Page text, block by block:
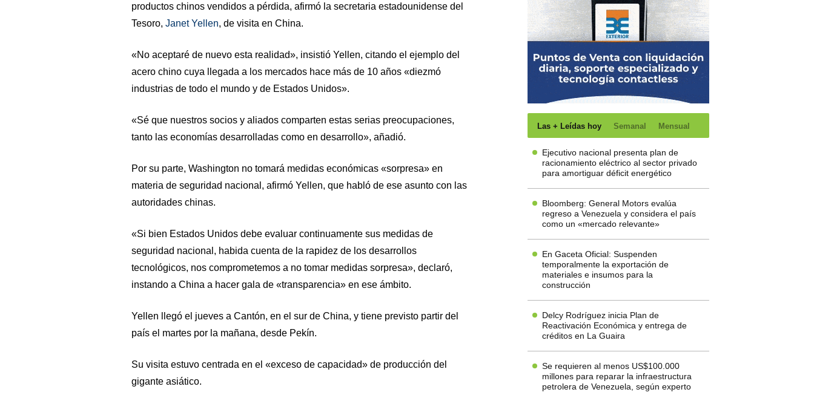
productos chinos vendidos a pérdida, afirmó la secretaria estadounidense del
Tesoro, Janet Yellen, de visita en China.
«No aceptaré de nuevo esta realidad», insistió Yellen, citando el ejemplo del
acero chino cuya llegada a los mercados hace más de 10 años «diezmó
industrias de todo el mundo y de Estados Unidos».
«Sé que nuestros socios y aliados comparten estas serias preocupaciones,
tanto las economías desarrolladas como en desarrollo», añadió.
Por su parte, Washington no tomará medidas económicas «sorpresa» en
materia de seguridad nacional, afirmó Yellen, que habló de ese asunto con las
autoridades chinas.
«Si bien Estados Unidos debe evaluar continuamente sus medidas de
seguridad nacional, habida cuenta de la rapidez de los desarrollos
tecnológicos, nos comprometemos a no tomar medidas sorpresa», declaró,
instando a China a hacer gala de «transparencia» en ese ámbito.
Yellen llegó el jueves a Cantón, en el sur de China, y tiene previsto partir del
país el martes por la mañana, desde Pekín.
Su visita estuvo centrada en el «exceso de capacidad» de producción del
gigante asiático.
Las + Leídas hoy Semanal Mensual
Ejecutivo nacional presenta plan de
racionamiento eléctrico al sector privado
para amortiguar déficit energético
Bloomberg: General Motors evalúa
regreso a Venezuela y considera el país
como un «mercado relevante»
En Gaceta Oficial: Suspenden
temporalmente la exportación de
materiales e insumos para la
construcción
Delcy Rodríguez inicia Plan de
Reactivación Económica y entrega de
créditos en La Guaira
Se requieren al menos US$100.000
millones para reparar la infraestructura
petrolera de Venezuela, según experto